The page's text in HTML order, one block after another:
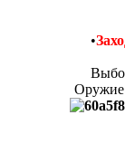
•
Оружие